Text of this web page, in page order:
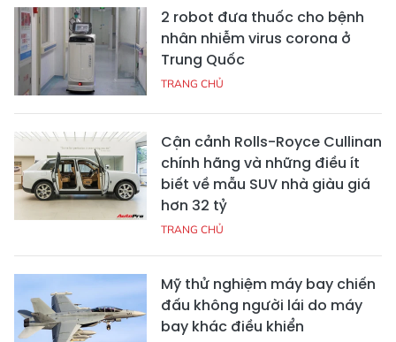
2 robot đưa thuốc cho bệnh
nhân nhiễm virus corona ở
Trung Quốc
TRANG CHỦ
Cận cảnh Rolls-Royce Cullinan
chính hãng và những điều ít
biết về mẫu SUV nhà giàu giá
hơn 32 tỷ
TRANG CHỦ
Mỹ thử nghiệm máy bay chiến
đấu không người lái do máy
bay khác điều khiển